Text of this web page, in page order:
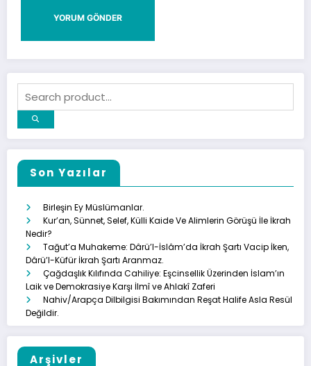
Son Yazılar
Birleşin Ey Müslümanlar.
Kur’an, Sünnet, Selef, Külli Kaide Ve Alimlerin Görüşü İle İkrah
Nedir?
Tağut’a Muhakeme: Dârü’l-İslâm’da İkrah Şartı Vacip İken,
Dârü’l-Küfür İkrah Şartı Aranmaz.
Çağdaşlık Kılıfında Cahiliye: Eşcinsellik Üzerinden İslam’ın
Laik ve Demokrasiye Karşı İlmî ve Ahlakî Zaferi
Nahiv/Arapça Dilbilgisi Bakımından Reşat Halife Asla Resül
Değildir.
Arşivler